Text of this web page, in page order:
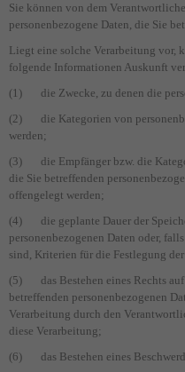
Sie können von dem
personenbezogene Daten, die Sie
Liegt eine solche Verarbeitung vor,
folgende Informationen Auskunft
(1) die Zwecke, zu denen die
(2) die Kategorien von
werden;
(3) die Empfänger bzw. die
die Sie betreffenden
offengelegt werden;
(4) die geplante Dauer der
personenbezogenen Daten oder,
sind, Kriterien für die Festlegung
(5) das Bestehen eines Rechts
betreffenden personenbezogenen
Verarbeitung durch den
diese Verarbeitung;
(6) das Bestehen eines